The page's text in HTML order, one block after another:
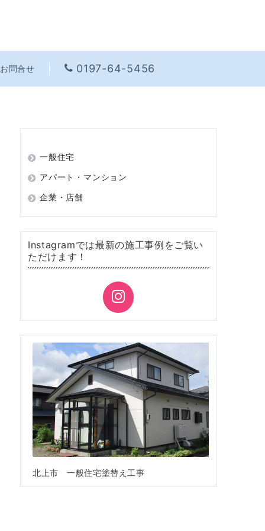
お問合せ 0197-64-5456
一般住宅
アパート・マンション
企業・店舗
Instagramでは最新の施工事例をご覧い
ただけます！
北上市 一般住宅塗替え工事